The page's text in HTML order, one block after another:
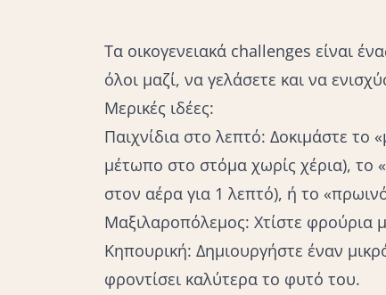
Τα οικογενειακά challenges είναι
όλοι μαζί, να γελάσετε και να
Μερικές ιδέες:
Παιχνίδια στο λεπτό: Δοκιμάστε το
μέτωπο στο στόμα χωρίς χέρια),
στον αέρα για 1 λεπτό), ή το
Μαξιλαροπόλεμος: Χτίστε φρούρια
Κηπουρική: Δημιουργήστε έναν
φροντίσει καλύτερα το φυτό του.